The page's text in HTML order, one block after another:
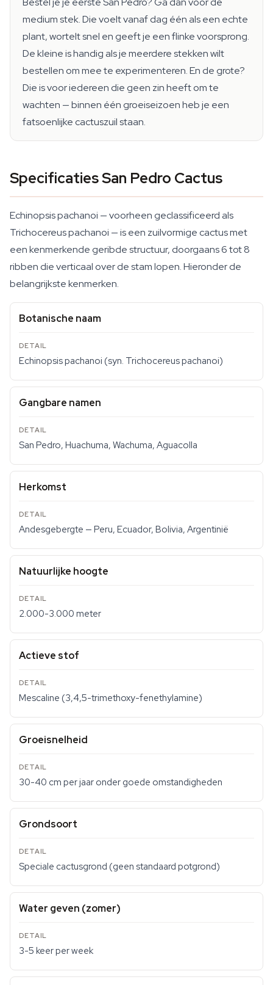
medium stek. Die voelt vanaf dag één als een echte
plant, wortelt snel en geeft je een flinke voorsprong.
De kleine is handig als je meerdere stekken wilt
bestellen om mee te experimenteren. En de grote?
Die is voor iedereen die geen zin heeft om te
wachten — binnen één groeiseizoen heb je een
fatsoenlijke cactuszuil staan.
Specificaties San Pedro Cactus
Echinopsis pachanoi — voorheen geclassificeerd als
Trichocereus pachanoi — is een zuilvormige cactus met
een kenmerkende geribde structuur, doorgaans 6 tot 8
ribben die verticaal over de stam lopen. Hieronder de
belangrijkste kenmerken.
Botanische naam
Echinopsis pachanoi (syn. Trichocereus pachanoi)
Gangbare namen
San Pedro, Huachuma, Wachuma, Aguacolla
Herkomst
Andesgebergte — Peru, Ecuador, Bolivia, Argentinië
Natuurlijke hoogte
2.000-3.000 meter
Actieve stof
Mescaline (3,4,5-trimethoxy-fenethylamine)
Groeisnelheid
30-40 cm per jaar onder goede omstandigheden
Grondsoort
Speciale cactusgrond (geen standaard potgrond)
Water geven (zomer)
3-5 keer per week